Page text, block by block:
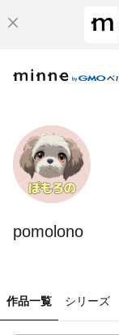
pomolono
作品一覧 シリーズ